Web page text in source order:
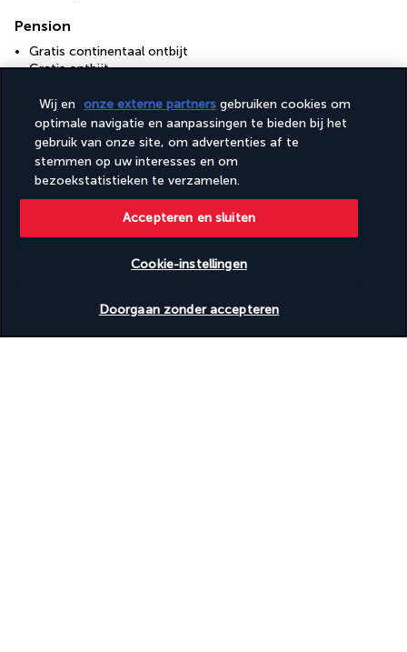
Pension
Gratis continentaal ontbijt
Gratis ontbijt
Nuttige informatie
Turkish Airlines Holidays
Beoordeeld4,2
Gebaseerd op953beoordelingen
Wij en onze externe partners gebruiken cookies om
optimale navigatie en aanpassingen te bieden bij het
gebruik van onze site, om advertenties af te
stemmen op uw interesses en om
bezoekstatistieken te verzamelen.
Cookie-instellingen
Doorgaan zonder accepteren
Accepteren en sluiten